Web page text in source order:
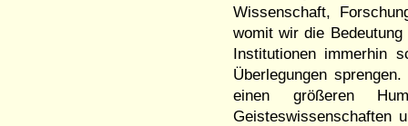
Wissenschaft,
womit wir die
Institutionen immerhin
Überlegungen
einen größeren
Geisteswissenschaften